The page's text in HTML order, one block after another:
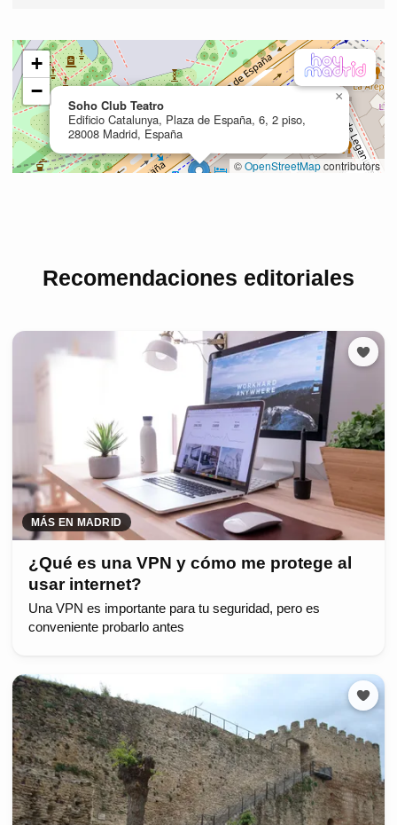
Recomendaciones editoriales
MÁS EN MADRID
¿Qué es una VPN y cómo me protege al
usar internet?
Una VPN es importante para tu seguridad, pero es
conveniente probarlo antes